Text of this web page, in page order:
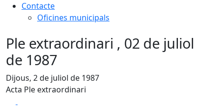
Contacte
Oficines municipals
Ple extraordinari , 02 de juliol
de 1987
Dijous, 2 de juliol de 1987
Acta Ple extraordinari